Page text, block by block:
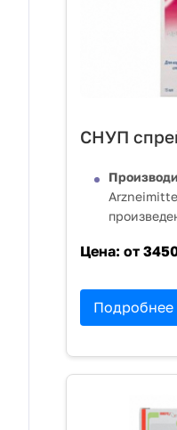
СНУП
Цена: от
Подробнее